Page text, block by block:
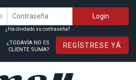
¿Ha olvidado su contraseña?
¿TODAVÍA NO ES
CLIENTE SUMA?
REGÍSTRESE YÁ